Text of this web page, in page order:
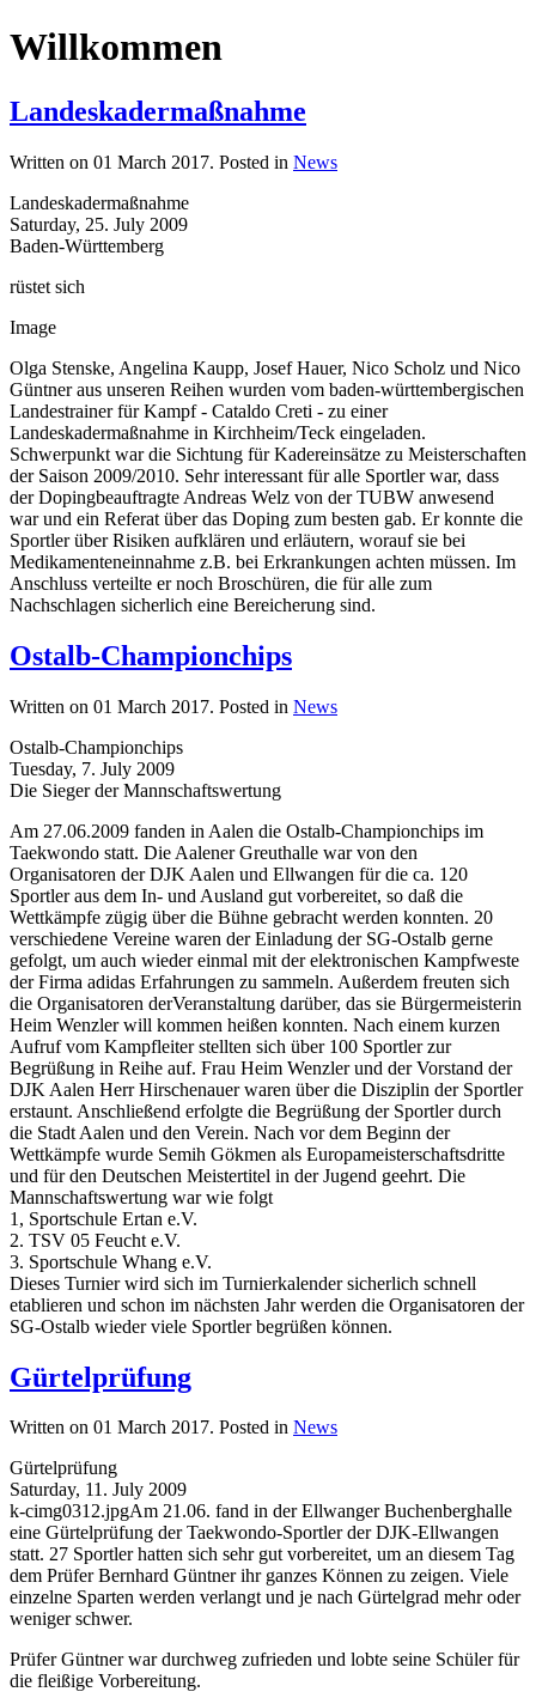
Willkommen
Landeskadermaßnahme
Written on 01 March 2017. Posted in News
Landeskadermaßnahme
Saturday, 25. July 2009
Baden-Württemberg
rüstet sich
Image
Olga Stenske, Angelina Kaupp, Josef Hauer, Nico Scholz und Nico
Güntner aus unseren Reihen wurden vom baden-württembergischen
Landestrainer für Kampf - Cataldo Creti - zu einer
Landeskadermaßnahme in Kirchheim/Teck eingeladen.
Schwerpunkt war die Sichtung für Kadereinsätze zu Meisterschaften
der Saison 2009/2010. Sehr interessant für alle Sportler war, dass
der Dopingbeauftragte Andreas Welz von der TUBW anwesend
war und ein Referat über das Doping zum besten gab. Er konnte die
Sportler über Risiken aufklären und erläutern, worauf sie bei
Medikamenteneinnahme z.B. bei Erkrankungen achten müssen. Im
Anschluss verteilte er noch Broschüren, die für alle zum
Nachschlagen sicherlich eine Bereicherung sind.
Ostalb-Championchips
Written on 01 March 2017. Posted in News
Ostalb-Championchips
Tuesday, 7. July 2009
Die Sieger der Mannschaftswertung
Am 27.06.2009 fanden in Aalen die Ostalb-Championchips im
Taekwondo statt. Die Aalener Greuthalle war von den
Organisatoren der DJK Aalen und Ellwangen für die ca. 120
Sportler aus dem In- und Ausland gut vorbereitet, so daß die
Wettkämpfe zügig über die Bühne gebracht werden konnten. 20
verschiedene Vereine waren der Einladung der SG-Ostalb gerne
gefolgt, um auch wieder einmal mit der elektronischen Kampfweste
der Firma adidas Erfahrungen zu sammeln. Außerdem freuten sich
die Organisatoren derVeranstaltung darüber, das sie Bürgermeisterin
Heim Wenzler will kommen heißen konnten. Nach einem kurzen
Aufruf vom Kampfleiter stellten sich über 100 Sportler zur
Begrüßung in Reihe auf. Frau Heim Wenzler und der Vorstand der
DJK Aalen Herr Hirschenauer waren über die Disziplin der Sportler
erstaunt. Anschließend erfolgte die Begrüßung der Sportler durch
die Stadt Aalen und den Verein. Nach vor dem Beginn der
Wettkämpfe wurde Semih Gökmen als Europameisterschaftsdritte
und für den Deutschen Meistertitel in der Jugend geehrt. Die
Mannschaftswertung war wie folgt
1, Sportschule Ertan e.V.
2. TSV 05 Feucht e.V.
3. Sportschule Whang e.V.
Dieses Turnier wird sich im Turnierkalender sicherlich schnell
etablieren und schon im nächsten Jahr werden die Organisatoren der
SG-Ostalb wieder viele Sportler begrüßen können.
Gürtelprüfung
Written on 01 March 2017. Posted in News
Gürtelprüfung
Saturday, 11. July 2009
k-cimg0312.jpgAm 21.06. fand in der Ellwanger Buchenberghalle
eine Gürtelprüfung der Taekwondo-Sportler der DJK-Ellwangen
statt. 27 Sportler hatten sich sehr gut vorbereitet, um an diesem Tag
dem Prüfer Bernhard Güntner ihr ganzes Können zu zeigen. Viele
einzelne Sparten werden verlangt und je nach Gürtelgrad mehr oder
weniger schwer.
Prüfer Güntner war durchweg zufrieden und lobte seine Schüler für
die fleißige Vorbereitung.